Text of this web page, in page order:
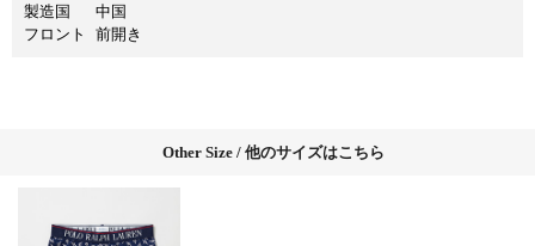
製造国
中国
フロント
前開き
Other Size / 他のサイズはこちら